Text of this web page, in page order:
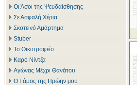
Οι Άσοι της Ψευδαίσθησης
Σε Ασφαλή Χέρια
Σκοτεινό Αμάρτημα
Stuber
Το Οικοτροφείο
Καρό Νίντζα
Αγώνας Μέχρι Θανάτου
Ο Γάμος της Πρώην μου